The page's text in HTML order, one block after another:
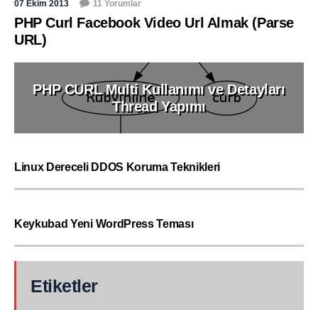
07 Ekim 2013 11 Yorumlar
PHP Curl Facebook Video Url Almak (Parse
URL)
PHP CURL Multi Kullanımı ve Detayları
Thread Yapımı
Linux Dereceli DDOS Koruma Teknikleri
Keykubad Yeni WordPress Teması
Etiketler